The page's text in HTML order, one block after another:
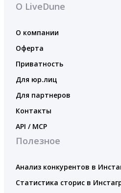
О LiveDune
О компании
Оферта
Приватность
Для юр.лиц
Для партнеров
Контакты
API / MCP
Полезное
Анализ конкурентов в
Статистика сторис в